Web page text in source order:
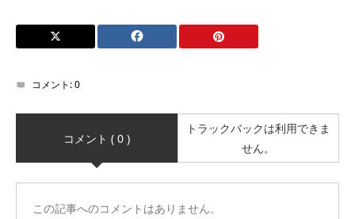
コメント:0
コメント ( 0 )
トラックバックは利用できま
せん。
この記事へのコメントはありません。